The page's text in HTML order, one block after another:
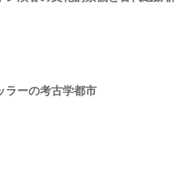
ラーの考古学都市